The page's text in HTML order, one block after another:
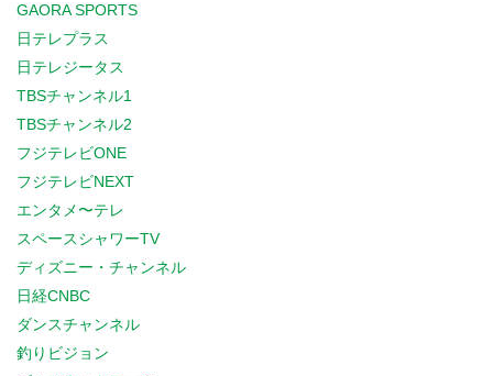
GAORA SPORTS
日テレプラス
日テレジータス
TBSチャンネル1
TBSチャンネル2
フジテレビONE
フジテレビNEXT
エンタメ〜テレ
スペースシャワーTV
ディズニー・チャンネル
日経CNBC
ダンスチャンネル
釣りビジョン